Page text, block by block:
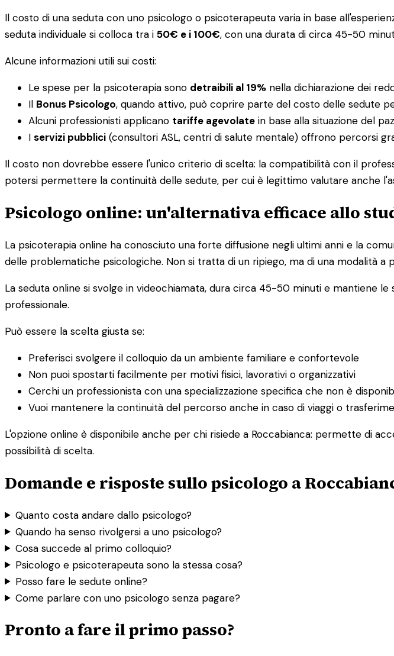
Il costo di una seduta con uno psicologo o psicoterapeuta varia in base
seduta individuale si colloca tra i 50€ e i 100€, con una durata di circa 45-50
Alcune informazioni utili sui costi:
Le spese per la psicoterapia sono detraibili al 19% nella dichiarazione dei
Il Bonus Psicologo, quando attivo, può coprire parte del costo delle sedute
Alcuni professionisti applicano tariffe agevolate in base alla situazione del
I servizi pubblici (consultori ASL, centri di salute mentale) offrono percorsi
Il costo non dovrebbe essere l'unico criterio di scelta: la compatibilità con il
potersi permettere la continuità delle sedute, per cui è legittimo valutare anche
Psicologo online: un'alternativa efficace allo
La psicoterapia online ha conosciuto una forte diffusione negli ultimi anni e la
delle problematiche psicologiche. Non si tratta di un ripiego, ma di una modalità a
La seduta online si svolge in videochiamata, dura circa 45-50 minuti e mantiene
professionale.
Può essere la scelta giusta se:
Preferisci svolgere il colloquio da un ambiente familiare e confortevole
Non puoi spostarti facilmente per motivi fisici, lavorativi o organizzativi
Cerchi un professionista con una specializzazione specifica che non è
Vuoi mantenere la continuità del percorso anche in caso di viaggi o
L'opzione online è disponibile anche per chi risiede a Roccabianca: permette di
possibilità di scelta.
Domande e risposte sullo psicologo a
Quanto costa andare dallo psicologo?
Quando ha senso rivolgersi a uno psicologo?
Cosa succede al primo colloquio?
Psicologo e psicoterapeuta sono la stessa cosa?
Posso fare le sedute online?
Come parlare con uno psicologo senza pagare?
Pronto a fare il primo passo?